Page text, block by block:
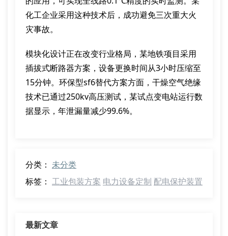
化工企业采用这种技术后，成功避免三次重大火
灾事故。
模块化设计正在改变行业格局，某地铁项目采用
插拔式断路器方案，设备更换时间从3小时压缩至
15分钟。环保型sf6替代方案方面，干燥空气绝缘
技术已通过250kv高压测试，某试点变电站运行数
据显示，年泄漏量减少99.6%。
分类： 未分类
标签： 工业包装方案 电力设备定制 配电保护装置
最新文章